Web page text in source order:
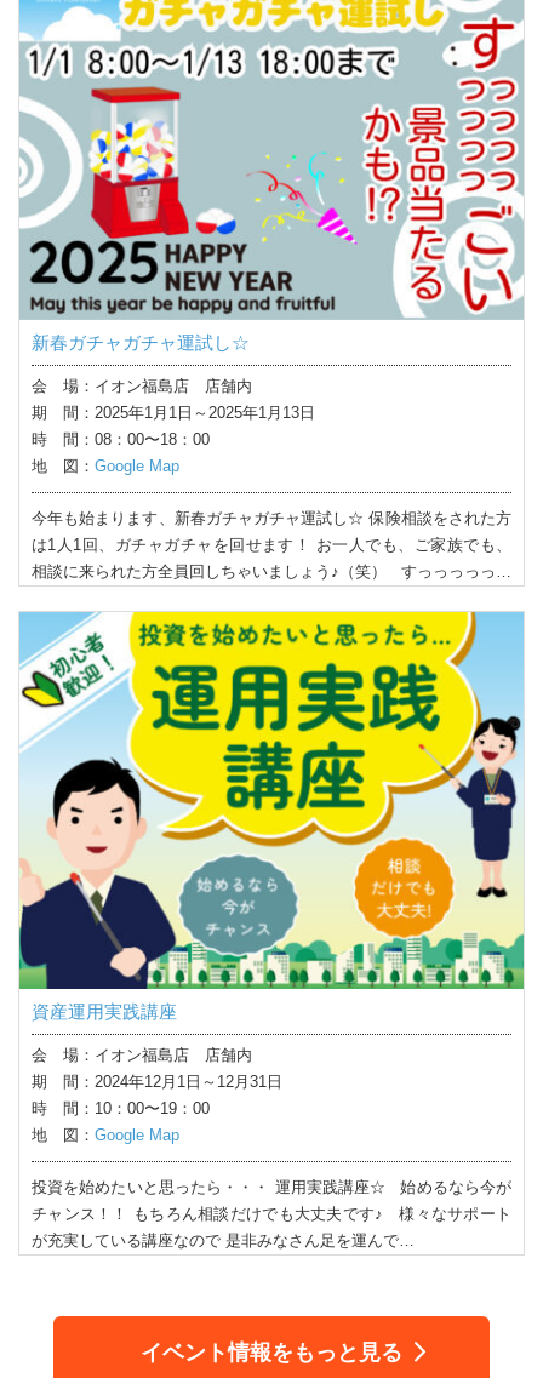
新春ガチャガチャ運試し☆
会 場：イオン福島店 店舗内
期 間：2025年1月1日～2025年1月13日
時 間：08：00〜18：00
地 図： Google Map
今年も始まります、新春ガチャガチャ運試し☆ 保険相談をされた方
は1人1回、ガチャガチャを回せます！ お一人でも、ご家族でも、
相談に来られた方全員回しちゃいましょう♪（笑） すっっっっっ…
資産運用実践講座
会 場：イオン福島店 店舗内
期 間：2024年12月1日～12月31日
時 間：10：00〜19：00
地 図： Google Map
投資を始めたいと思ったら・・・ 運用実践講座☆ 始めるなら今が
チャンス！！ もちろん相談だけでも大丈夫です♪ 様々なサポート
が充実している講座なので 是非みなさん足を運んで…
イベント情報をもっと見る